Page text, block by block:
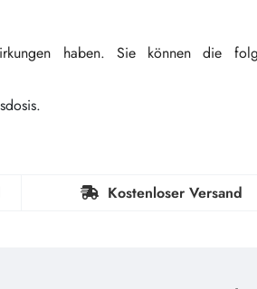
haben. Sie können die
Kostenloser Versand